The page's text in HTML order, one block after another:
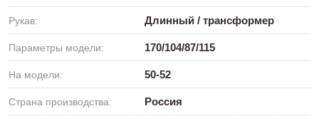
Рукав: Длинный / трансформер
Параметры модели: 170/104/87/115
На модели: 50-52
Страна производства: Россия